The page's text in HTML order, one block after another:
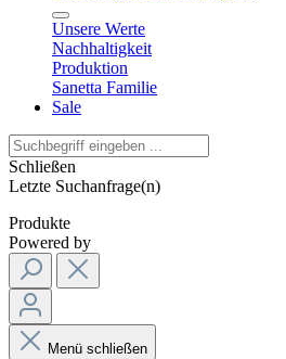
Unsere Werte
Nachhaltigkeit
Produktion
Sanetta Familie
Sale
Schließen
Letzte Suchanfrage(n)
Produkte
Powered by
Menü schließen